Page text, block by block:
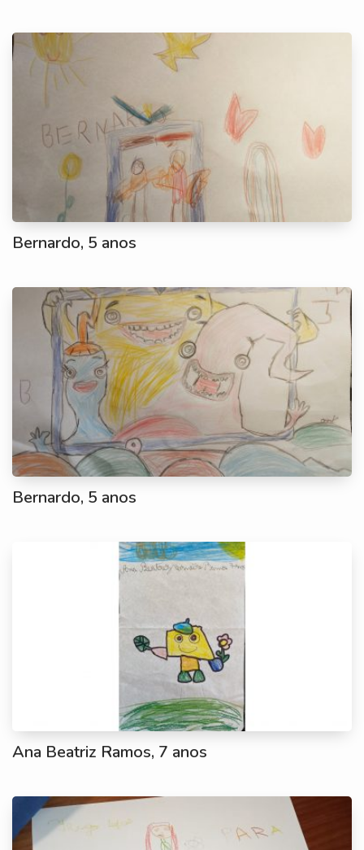
Bernardo, 5 anos
Bernardo, 5 anos
Ana Beatriz Ramos, 7 anos